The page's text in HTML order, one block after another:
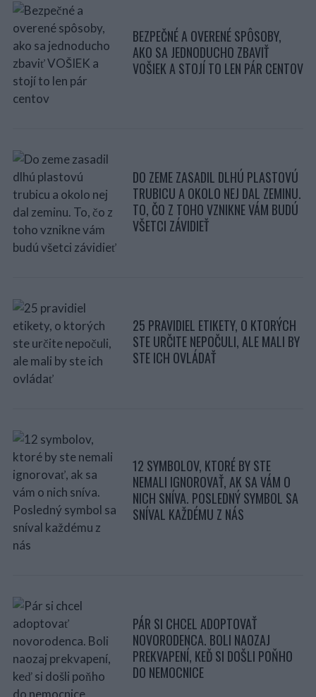
BEZPEČNÉ A OVERENÉ SPÔSOBY,
AKO SA JEDNODUCHO ZBAVIŤ
VOŠIEK A STOJÍ TO LEN PÁR CENTOV
DO ZEME ZASADIL DLHÚ PLASTOVÚ
TRUBICU A OKOLO NEJ DAL ZEMINU.
TO, ČO Z TOHO VZNIKNE VÁM BUDÚ
VŠETCI ZÁVIDIEŤ
25 PRAVIDIEL ETIKETY, O KTORÝCH
STE URČITE NEPOČULI, ALE MALI BY
STE ICH OVLÁDAŤ
12 SYMBOLOV, KTORÉ BY STE
NEMALI IGNOROVAŤ, AK SA VÁM O
NICH SNÍVA. POSLEDNÝ SYMBOL SA
SNÍVAL KAŽDÉMU Z NÁS
PÁR SI CHCEL ADOPTOVAŤ
NOVORODENCA. BOLI NAOZAJ
PREKVAPENÍ, KEĎ SI DOŠLI POŇHO
DO NEMOCNICE